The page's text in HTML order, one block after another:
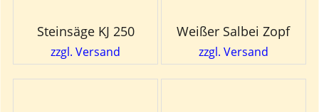
Steinsäge KJ 250
zzgl. Versand
Weißer Salbei Zopf
zzgl. Versand